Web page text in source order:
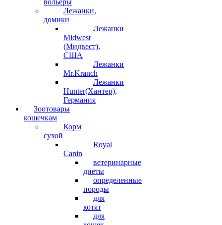
вольеры
Лежанки,
домики
Лежанки
Midwest
(Мидвест),
США
Лежанки
Mr.Kranch
Лежанки
Hunter(Хантер),
Германия
Зоотовары
кошечкам
Корм
сухой
Royal
Canin
ветеринарные
диеты
определенные
породы
для
котят
для